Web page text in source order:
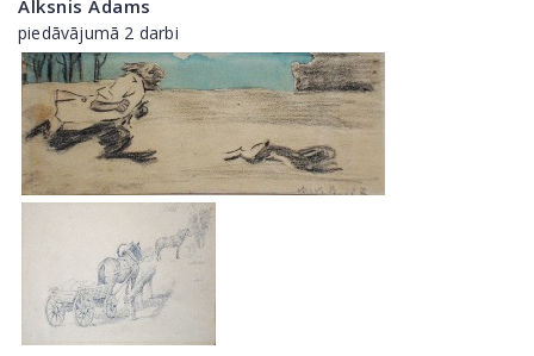
Alksnis Ādams
piedāvājumā 2 darbi